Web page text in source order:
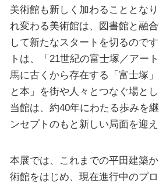
美術館も新しく加わることとな
れ変わる美術館は、図書館と融
して新たなスタートを切るので
トは、「21世紀の富士塚／アー
馬に古くから存在する「富士塚
と本」を街や人々とつなぐ場と
当館は、約40年にわたる歩みを
ンセプトのもと新しい局面を迎
本展では、これまでの平田建築
術館をはじめ、現在進行中のプ